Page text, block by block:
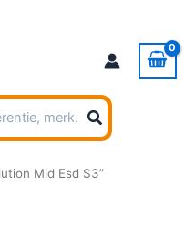
Mid Esd S3”